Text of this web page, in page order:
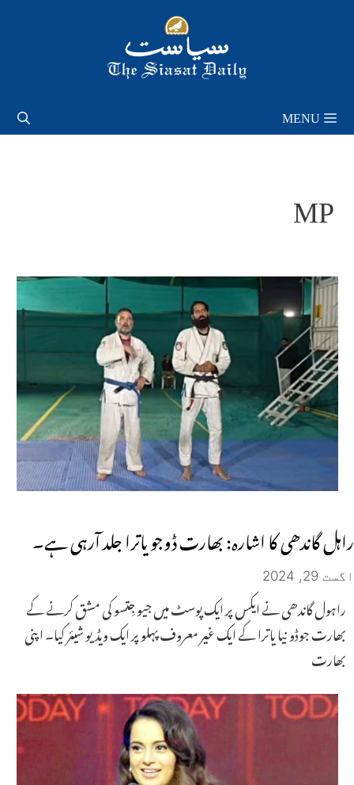
MENU
MP
راہل گاندھی کا اشارہ: بھارت ڈوجو یاترا جلد آرہی ہے۔
اگست 29, 2024
راہول گاندھی نے ایکس پر ایک پوسٹ میں جیو جِتسو کی مشق کرنے کے
بھارت جوڈو نیا یاترا کے ایک غیر معروف پہلو پر ایک ویڈیو شیئر کیا۔ اپنی
بھارت